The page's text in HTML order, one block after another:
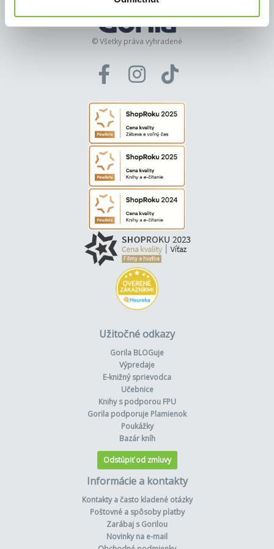
© Všetky práva vyhradené
Užitočné odkazy
Gorila BLOGuje
Výpredaje
E-knižný sprievodca
Učebnice
Knihy s podporou FPU
Gorila podporuje Plamienok
Poukážky
Bazár kníh
Odstúpiť od zmluvy
Informácie a kontakty
Kontakty a často kladené otázky
Poštovné a spôsoby platby
Zarábaj s Gorilou
Novinky na e-mail